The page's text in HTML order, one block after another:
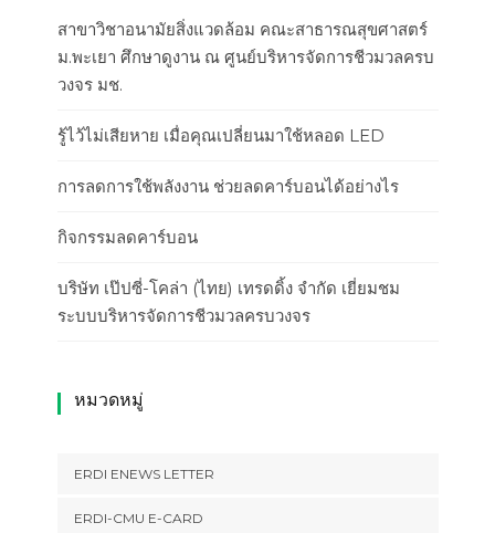
สาขาวิชาอนามัยสิ่งแวดล้อม คณะสาธารณสุขศาสตร์
ม.พะเยา ศึกษาดูงาน ณ ศูนย์บริหารจัดการชีวมวลครบ
วงจร มช.
รู้ไว้ไม่เสียหาย เมื่อคุณเปลี่ยนมาใช้หลอด LED
การลดการใช้พลังงาน ช่วยลดคาร์บอนได้อย่างไร
กิจกรรมลดคาร์บอน
บริษัท เป๊ปซี่-โคล่า (ไทย) เทรดดิ้ง จำกัด เยี่ยมชม
ระบบบริหารจัดการชีวมวลครบวงจร
หมวดหมู่
ERDI ENEWS LETTER
ERDI-CMU E-CARD